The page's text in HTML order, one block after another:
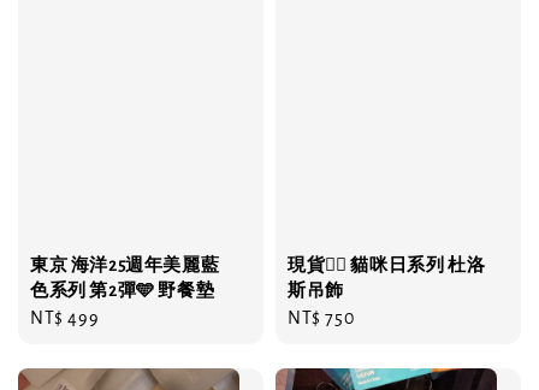
東京 海洋25週年美麗藍
色系列 第2彈🩵 野餐墊
Regular
NT$ 499
現貨❤️‍🔥 貓咪日系列 杜洛
斯吊飾
Regular
NT$ 750